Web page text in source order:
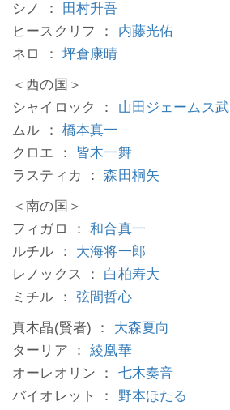
シノ ：
田村升吾
ヒースクリフ ： 内藤光佑
ネロ ： 坪倉康晴
＜西の国＞
シャイロック ： 山田ジェームス武
ムル ： 橋本真一
クロエ ： 皆木一舞
ラスティカ ：森田桐矢
＜南の国＞
フィガロ ：和合真一
ルチル ： 大海将一郎
レノックス ： 白柏寿大
ミチル ：弦間哲心
真木晶(賢者) ： 大森夏向
ターリア ：綾凰華
オーレオリン ： 七木奏音
バイオレット ： 野本ほたる